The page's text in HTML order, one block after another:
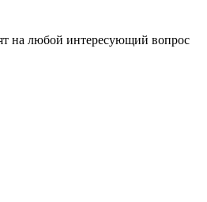
на любой интересующий вопрос